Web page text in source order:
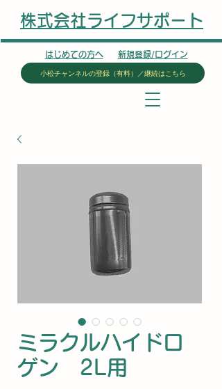
株式会社ライフサポート
はじめての方へ 新規登録/ログイン
小松チャンネルの登録（有料）／継続はこちら
ミラクルハイドロ
ゲン 2L用